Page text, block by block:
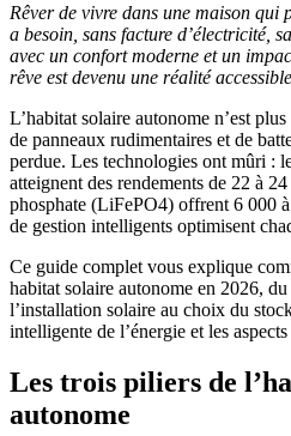
Rêver de vivre dans une maison qui
a besoin, sans facture d’électricité,
avec un confort moderne et un
rêve est devenu une réalité
L’habitat solaire autonome n’est
de panneaux rudimentaires et de
perdue. Les technologies ont mûri :
atteignent des rendements de 22 à
phosphate (LiFePO4) offrent 6 000
de gestion intelligents optimisent
Ce guide complet vous explique
habitat solaire autonome en 2026,
l’installation solaire au choix du
intelligente de l’énergie et les
Les trois piliers de
autonome